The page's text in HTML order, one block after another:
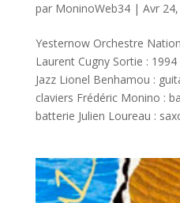
par MoninoWeb34| Avr
Yesternow Orchestre
Laurent Cugny Sortie :
Jazz Lionel Benhamou :
claviers Frédéric Monino :
batterie Julien Loureau :